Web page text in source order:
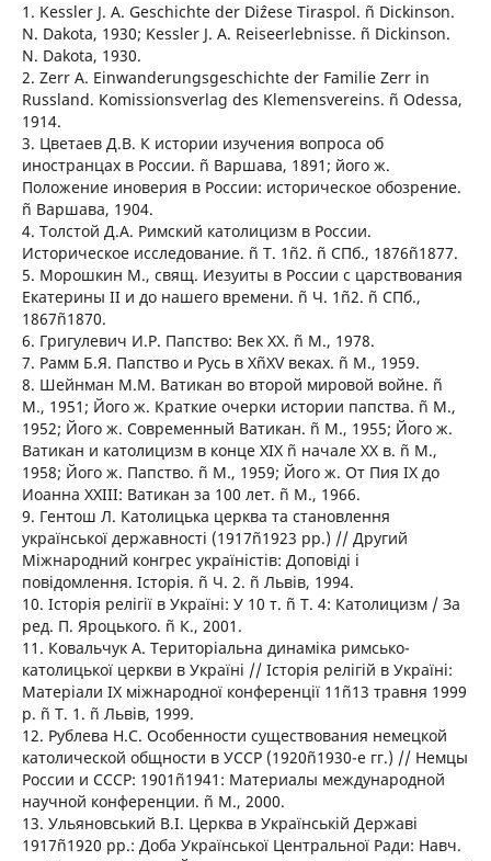
1. Kessler J. A. Geschichte der Diˆzese Tiraspol. ñ Dickinson.
N. Dakota, 1930; Kessler J. A. Reiseerlebnisse. ñ Dickinson.
N. Dakota, 1930.
2. Zerr A. Einwanderungsgeschichte der Familie Zerr in
Russland. Komissionsverlag des Klemensvereins. ñ Odessa,
1914.
3. Цветаев Д.В. К истории изучения вопроса об
иностранцах в России. ñ Варшава, 1891; його ж.
Положение иноверия в России: историческое обозрение.
ñ Варшава, 1904.
4. Толстой Д.А. Римский католицизм в России.
Историческое исследование. ñ Т. 1ñ2. ñ СПб., 1876ñ1877.
5. Морошкин М., свящ. Иезуиты в России с царствования
Екатерины II и до нашего времени. ñ Ч. 1ñ2. ñ СПб.,
1867ñ1870.
6. Григулевич И.Р. Папство: Век ХХ. ñ М., 1978.
7. Рамм Б.Я. Папство и Русь в XñXV веках. ñ М., 1959.
8. Шейнман М.М. Ватикан во второй мировой войне. ñ
М., 1951; Його ж. Краткие очерки истории папства. ñ М.,
1952; Його ж. Современный Ватикан. ñ М., 1955; Його ж.
Ватикан и католицизм в конце ХIХ ñ начале ХХ в. ñ М.,
1958; Його ж. Папство. ñ М., 1959; Його ж. От Пия ІХ до
Иоанна ХХІІІ: Ватикан за 100 лет. ñ М., 1966.
9. Гентош Л. Католицька церква та становлення
української державності (1917ñ1923 рр.) // Другий
Міжнародний конгрес україністів: Доповіді і
повідомлення. Історія. ñ Ч. 2. ñ Львів, 1994.
10. Історія релігії в Україні: У 10 т. ñ Т. 4: Католицизм / За
ред. П. Яроцького. ñ К., 2001.
11. Ковальчук А. Територіальна динаміка римсько-
католицької церкви в Україні // Історія релігій в Україні:
Матеріали ІХ міжнародної конференції 11ñ13 травня 1999
р. ñ Т. 1. ñ Львів, 1999.
12. Рублева Н.С. Особенности существования немецкой
католической общности в УССР (1920ñ1930-е гг.) // Немцы
России и СССР: 1901ñ1941: Материалы международной
научной конференции. ñ М., 2000.
13. Ульяновський В.І. Церква в Українській Державі
1917ñ1920 рр.: Доба Української Центральної Ради: Навч.